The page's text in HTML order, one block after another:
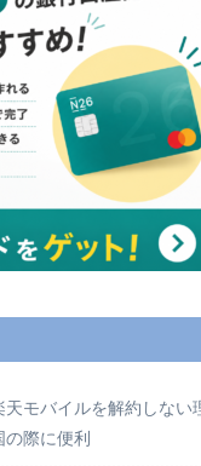
天モバイルを解約しない
際に便利